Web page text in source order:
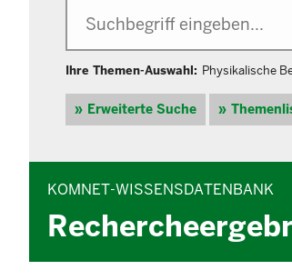
Ihre Themen-Auswahl: Physikalische
Erweiterte Suche
KOMNET-WISSENSDATENBANK